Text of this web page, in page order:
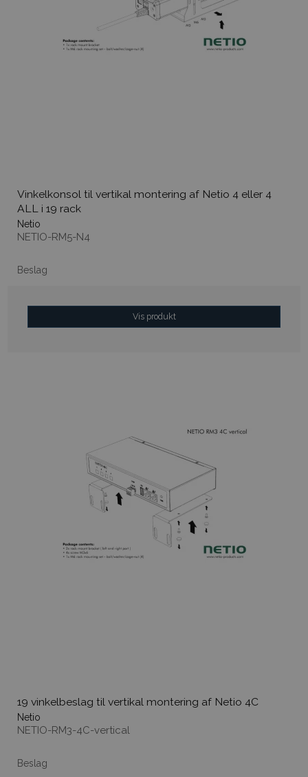
Vinkelkonsol til vertikal montering af Netio 4 eller 4
ALL i 19 rack
Netio
NETIO-RM5-N4
Beslag
Vis produkt
19 vinkelbeslag til vertikal montering af Netio 4C
Netio
NETIO-RM3-4C-vertical
Beslag